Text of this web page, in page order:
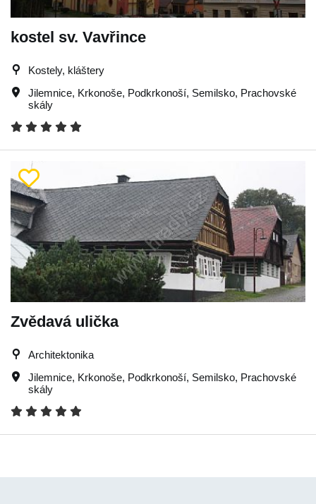
kostel sv. Vavřince
Kostely, kláštery
Jilemnice, Krkonoše, Podkrkonoší, Semilsko, Prachovské
skály
Zvědavá ulička
Architektonika
Jilemnice, Krkonoše, Podkrkonoší, Semilsko, Prachovské
skály